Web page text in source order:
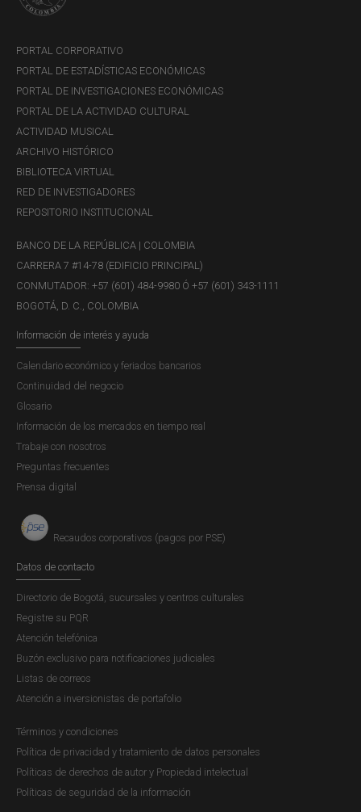
c.Una vez verificado el código, debe completar el
registro. Seleccione su tipo de documento y registre sus
datos personales, número de documento, nombre y
apellidos. Luego haga clic en "Crear cuenta".
d.Luego de crear la cuenta, su sesión queda activa para
postularse a la convocatoria. Inmediatamente será dirigido
a los términos y condiciones de uso de la plataforma
acéptelos para continuar con el diligenciamiento y envío
del formulario.
Actualización de contraseña a usuarios
históricos
PORTAL CORPORATIVO
PORTAL DE ESTADÍSTICAS ECONÓMICAS
PORTAL DE INVESTIGACIONES ECONÓMICAS
PORTAL DE LA ACTIVIDAD CULTURAL
ACTIVIDAD MUSICAL
ARCHIVO HISTÓRICO
BIBLIOTECA VIRTUAL
RED DE INVESTIGADORES
REPOSITORIO INSTITUCIONAL
BANCO DE LA REPÚBLICA | COLOMBIA
CARRERA 7 #14-78 (EDIFICIO PRINCIPAL)
CONMUTADOR: +57 (601) 484-9980 Ó +57 (601) 343-1111
BOGOTÁ, D. C., COLOMBIA
Información de interés y ayuda
Calendario económico y feriados bancarios
Continuidad del negocio
Glosario
Información de los mercados en tiempo real
Trabaje con nosotros
Preguntas frecuentes
Prensa digital
Recaudos corporativos (pagos por PSE)
Datos de contacto
Directorio de Bogotá, sucursales y centros culturales
Registre su PQR
Atención telefónica
Buzón exclusivo para notificaciones judiciales
Listas de correos
Atención a inversionistas de portafolio
Términos y condiciones
Política de privacidad y tratamiento de datos personales
Políticas de derechos de autor y Propiedad intelectual
Políticas de seguridad de la información